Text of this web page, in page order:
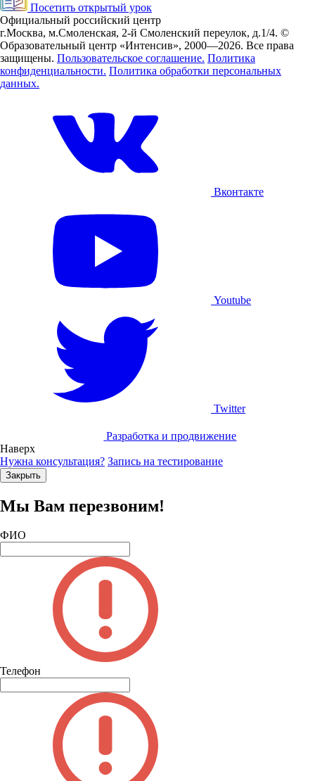
Посетить открытый урок
Официальный российский центр
г.Москва, м.Смоленская, 2-й Смоленский переулок, д.1/4. ©
Образовательный центр «Интенсив», 2000—2026. Все права
защищены. Пользовательское соглашение. Политика
конфиденциальности. Политика обработки персональных
данных.
Вконтакте
Youtube
Twitter
Разработка и продвижение
Наверх
Нужна консультация? Запись на тестирование
Закрыть
Мы Вам перезвоним!
ФИО
Телефон